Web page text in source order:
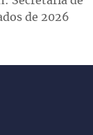
de 2026